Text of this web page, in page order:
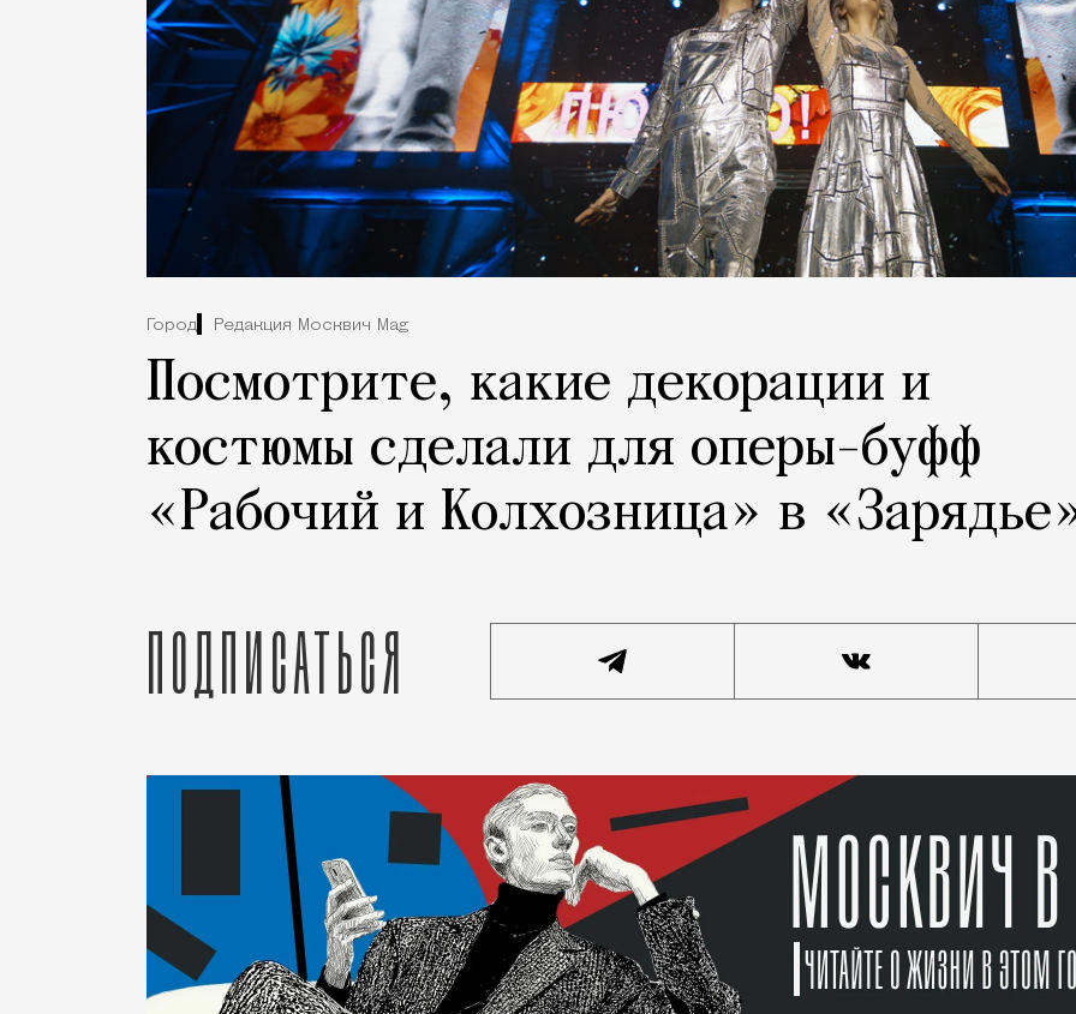
Город Редакция Москвич Mag
Посмотрите, какие декорации и
костюмы сделали для оперы-буфф
«Рабочий и Колхозница» в
Подписаться